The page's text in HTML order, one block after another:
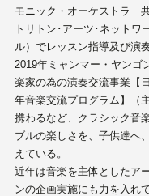
モニック・オーケストラ　
トリトン･アーツ･ネットワ
ル）でレッスン指導及び演
2019年ミャンマー・ヤンゴ
楽家の為の演奏交流事業【
年音楽交流プログラム】（
携わるなど、クラシック音
ブルの楽しさを、子供達へ
えている。
近年は音楽を主体としたア
ンの企画実施にも力を入れ